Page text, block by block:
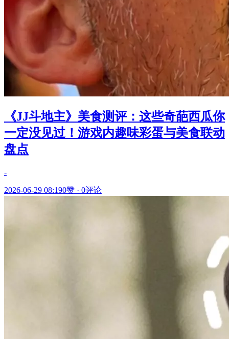
《JJ斗地主》美食测评：这些奇葩西瓜你
一定没见过！游戏内趣味彩蛋与美食联动
盘点
-
2026-06-29 08:190赞 · 0评论